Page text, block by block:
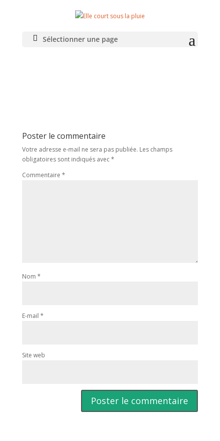
Sélectionner une page
IMG_20210321_151407
Poster le commentaire
Votre adresse e-mail ne sera pas publiée. Les champs
obligatoires sont indiqués avec*
Commentaire *
Nom *
E-mail *
Site web